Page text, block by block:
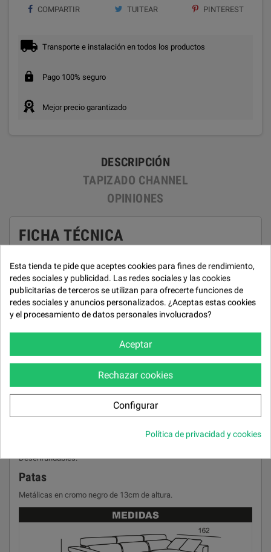
COMPARTIR TUITEAR PINTEREST
Transporte e instalación en todos los productos
Pago 100% seguro
Mejor precio garantizado
DESCRIPCIÓN
TAPIZADO CHANNEL
OPINIONES
FICHA TÉCNICA
Madera de pino y aglomerado de 1ª calidad.
Suspensión asiento
Muelle zig-zag.
Almohadones asiento
Goma 32 kg. con muelle ensacado.
Cabezal y riñonera
Goma 25 kg Super Suave.
Almohada de respaldos,brazos y asientos
Desenfundables.
Patas
Metálicas en cromo negro de 13cm de altura.
Esta tienda te pide que aceptes cookies para fines de rendimiento,
redes sociales y publicidad. Las redes sociales y las cookies
publicitarias de terceros se utilizan para ofrecerte funciones de
redes sociales y anuncios personalizados. ¿Aceptas estas cookies
y el procesamiento de datos personales involucrados?
Aceptar
Rechazar cookies
Configurar
Política de privacidad y cookies